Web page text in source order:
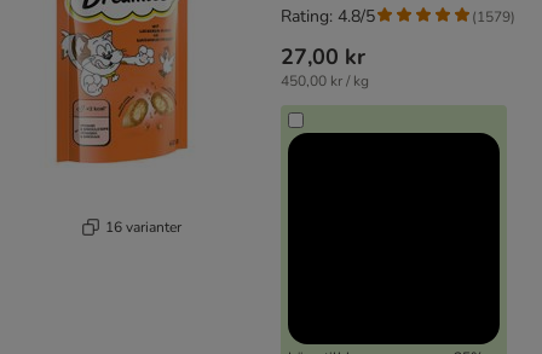
16 varianter
27,00 kr
450,00 kr / kg
Rating: 4.8/5 (1579)